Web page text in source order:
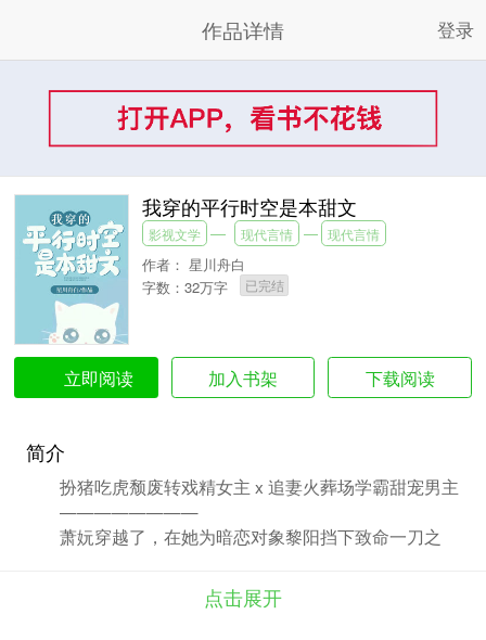
作品详情 登录
我穿的平行时空是本甜文
影视文学 现代言情 现代言情
作者： 星川舟白
字数：32万字
已完结
立即阅读 加入书架 下载阅读
简介
扮猪吃虎颓废转戏精女主 x 追妻火葬场学霸甜宠男主
————————
萧妧穿越了，在她为暗恋对象黎阳挡下致命一刀之
萧妧并不开心，甚至想骂街，因为她曾有一个极度黑
暗的青春期。想象中即将重新开启地狱模式令她十分头
点击展开